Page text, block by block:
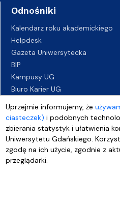
Uprzejmie informujemy, że
ciasteczek) i podobnych
zbierania statystyk i ułatwienia
Uniwersytetu Gdańskiego.
zgodę na ich użycie, zgodnie z
przeglądarki.
Odnośniki
Kalendarz roku akademickiego
Helpdesk
Gazeta Uniwersytecka
BIP
Kampusy UG
Biuro Karier UG
Deklaracja dostępności